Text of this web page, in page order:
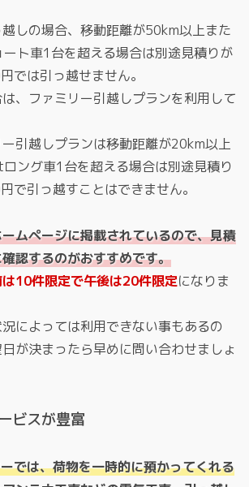
しの場合、移動距離が50km以上また
ト車1台を超える場合は別途見積りが
では引っ越せません。
、ファミリー引越しプランを利用して
引越しプランは移動距離が20km以上
ング車1台を超える場合は別途見積り
で引っ越すことはできません。
ムページに掲載されているので、見積
認するのがおすすめです。
10件限定で午後は20件限定になりま
によっては利用できない事もあるの
が決まったら早めに問い合わせましょ
ビスが豊富
では、荷物を一時的に預かってくれる